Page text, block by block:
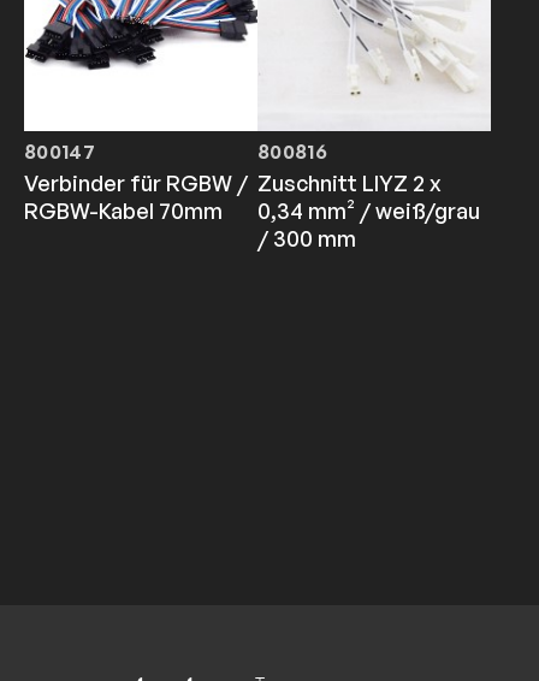
800147
Verbinder für RGBW /
RGBW-Kabel 70mm
800816
Zuschnitt LIYZ 2 x
0,34 mm² / weiß/grau
/ 300 mm